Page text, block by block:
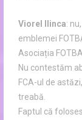
Viorel Ilinca:
emblemei
Asociația
Nu contestăm
FCA-ul de
treabă.
Faptul că